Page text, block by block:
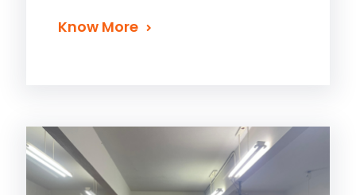
Know More